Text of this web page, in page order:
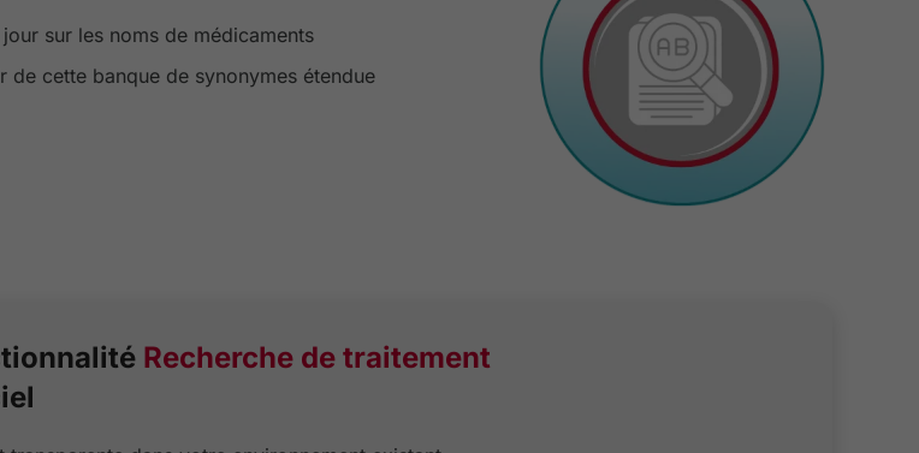
sur les noms de médicaments
de cette banque de synonymes étendue
Recherche de traitement